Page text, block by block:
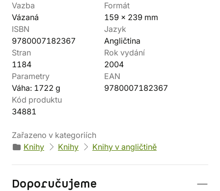
Vazba
Vázaná
Formát
159 x 239 mm
ISBN
9780007182367
Jazyk
Angličtina
Stran
1184
Rok vydání
2004
Parametry
Váha: 1722 g
EAN
9780007182367
Kód produktu
34881
Zařazeno v kategoriích
Knihy
Knihy Knihy v angličtině
Doporučujeme